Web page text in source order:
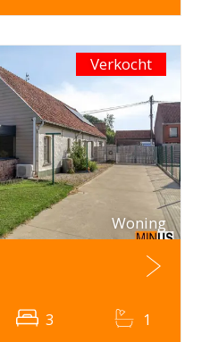
Verkocht
Woning
3 1